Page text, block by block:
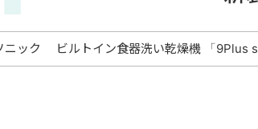
ニック ビルトイン食器洗い乾燥機 「9Plus